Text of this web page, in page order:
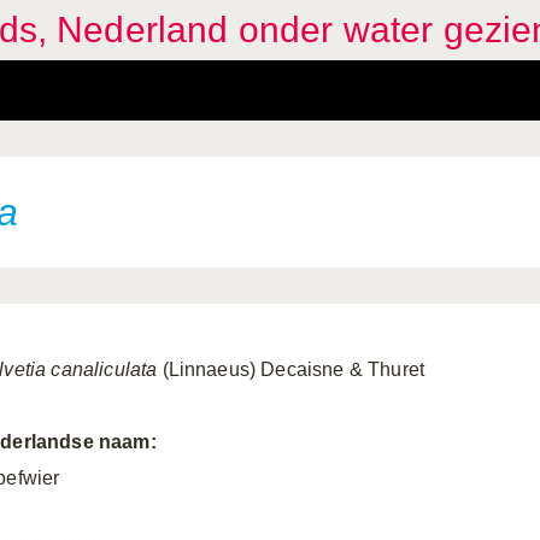
Nederland onder water
canaliculata (Linnaeus) Decaisne & Thuret
naam: